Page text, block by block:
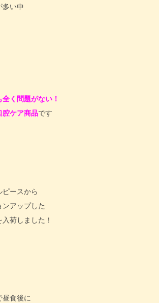
多い中
く問題がない！
腔ケア商品です
ピースから
アップした
入荷しました！
昼食後に